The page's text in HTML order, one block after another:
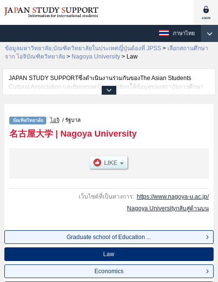
ภาษาไทย
ข้อมูลมหาวิทยาลัย,บัณฑิตวิทยาลัยในประเทศญี่ปุ่นต้องที่ JPSS > เลือกสถานศึกษา
จาก ไอจิบัณฑิตวิทยาลัย > Nagoya University > Law
JAPAN STUDY SUPPORTซึ่งดำเนินงานร่วมกันของThe Asian Students
Cultural Association และBenesse Corporationให้ข้อมูลของสถาบันการศึกษา
ระดับมหาวิทยาลัย・บัณฑิตวิทยาลัย・วิทยาลัยระดับอนุปริญญา・วิทยาลัย
ชาติเช่นGraduate school of Education and Human
DevelopmentหรือLawหรือEconomicsหรือScienceหรือMathematicsหรือ
of Bioagricultural SciencesหรือInternational
HumanitiesหรือEnvironmental StudiesหรือPharmaceutical Sciences
เป็นต้น,ข้อมูลของแต่ละสาขาวิจัย,ข้อมูลการสอบคัดเลือกเข้าศึกษาเช่นจำนวนคน
ไอจิ/ รัฐบาล
名古屋大学| Nagoya University
เว็บไซต์ที่เป็นทางการ: https://www.nagoya-u.ac.jp/
Nagoya Universityกลับสู่ด้านบน
Graduate school of Education ...
Law
Economics